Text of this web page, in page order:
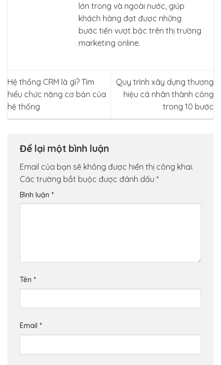
lớn trong và ngoài nước, giúp
khách hàng đạt được những
bước tiến vượt bậc trên thị trường
marketing online.
Hệ thống CRM là gì? Tìm
hiểu chức năng cơ bản của
hệ thống
Quy trình xây dựng thương
hiệu cá nhân thành công
trong 10 bước
Để lại một bình luận
Email của bạn sẽ không được hiển thị công khai.
Các trường bắt buộc được đánh dấu *
Bình luận *
Tên *
Email *